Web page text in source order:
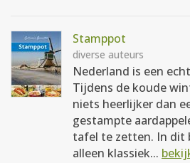
Stamppot
diverse auteurs
Nederland is een
Tijdens de koude
niets heerlijker dan
gestampte
tafel te zetten. In dit
alleen klassiek...